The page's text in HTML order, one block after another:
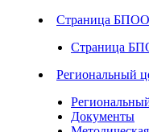
Страница
Страница
Региональный
Документы